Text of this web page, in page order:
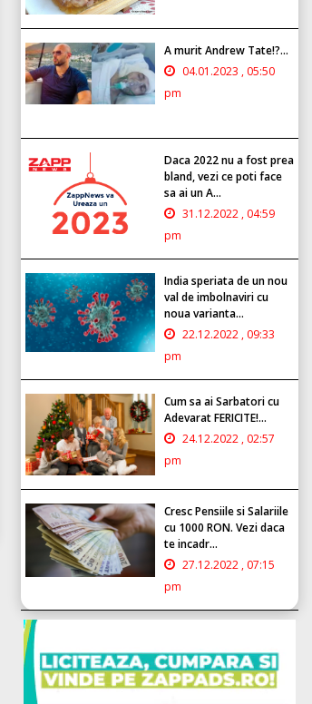
A murit Andrew Tate!?...
04.01.2023 , 05:50
pm
Daca 2022 nu a fost prea
bland, vezi ce poti face
sa ai un A...
31.12.2022 , 04:59
pm
India speriata de un nou
val de imbolnaviri cu
noua varianta...
22.12.2022 , 09:33
pm
Cum sa ai Sarbatori cu
Adevarat FERICITE!...
24.12.2022 , 02:57
pm
Cresc Pensiile si Salariile
cu 1000 RON. Vezi daca
te incadr...
27.12.2022 , 07:15
pm